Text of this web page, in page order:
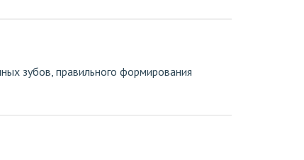
зубов, правильного формирования